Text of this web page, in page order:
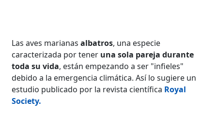
Las aves marianas albatros, una especie
caracterizada por tener una sola pareja durante
toda su vida, están empezando a ser "infieles"
debido a la emergencia climática. Así lo sugiere un
estudio publicado por la revista científica Royal
Society.